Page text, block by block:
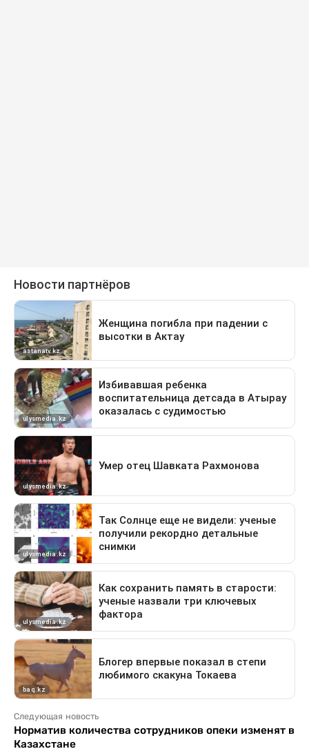
Следующая новость
Норматив количества сотрудников опеки изменят в
Казахстане